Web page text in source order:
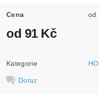
Cena
od 91 Kč
Kategorie
Dotaz